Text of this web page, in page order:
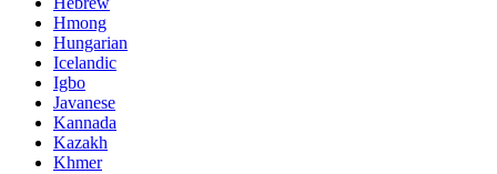
Hmong
Hungarian
Icelandic
Igbo
Javanese
Kannada
Kazakh
Khmer